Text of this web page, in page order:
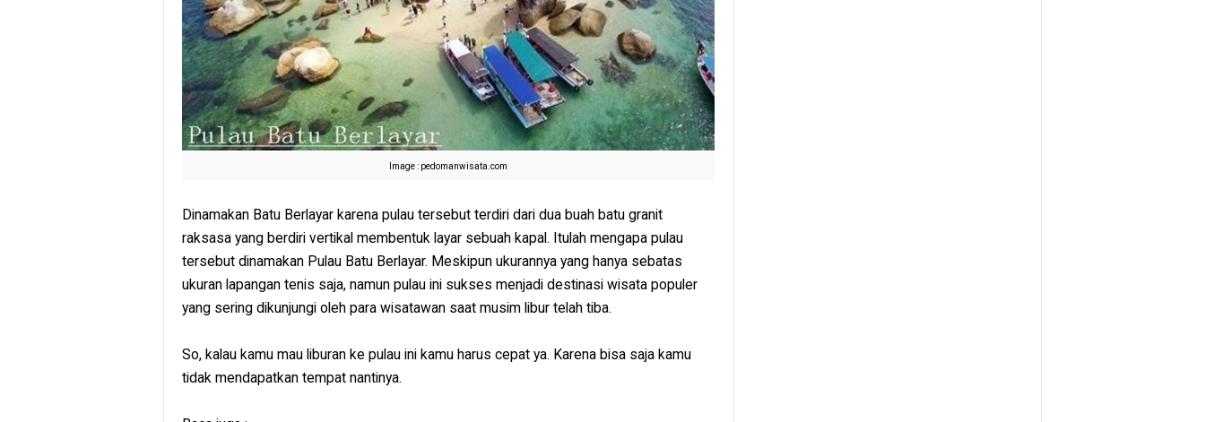
Image : pedomanwisata.com
Dinamakan Batu Berlayar karena pulau tersebut terdiri dari dua buah batu granit
raksasa yang berdiri vertikal membentuk layar sebuah kapal. Itulah mengapa pulau
tersebut dinamakan Pulau Batu Berlayar. Meskipun ukurannya yang hanya sebatas
ukuran lapangan tenis saja, namun pulau ini sukses menjadi destinasi wisata populer
yang sering dikunjungi oleh para wisatawan saat musim libur telah tiba.
So, kalau kamu mau liburan ke pulau ini kamu harus cepat ya. Karena bisa saja kamu
tidak mendapatkan tempat nantinya.